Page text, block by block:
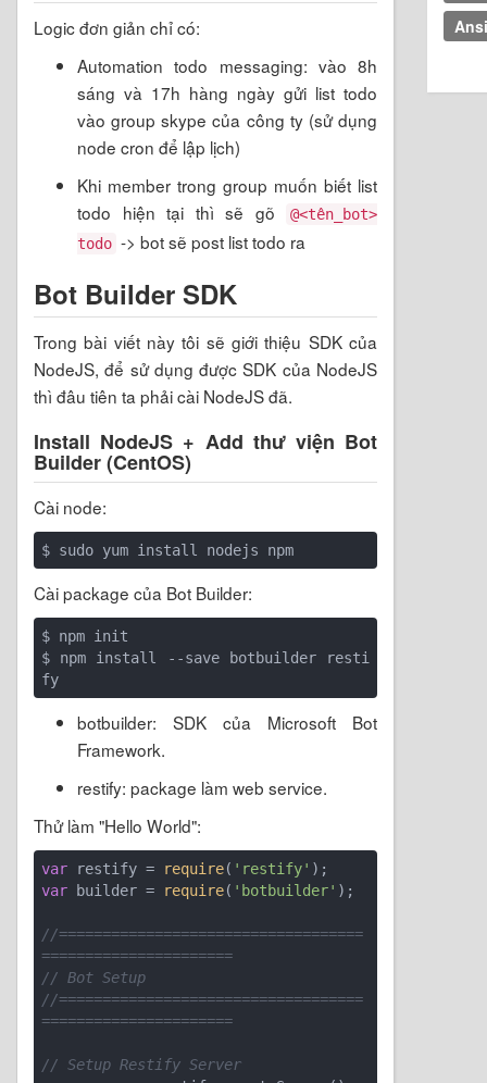
Logic đơn giản chỉ có:
Automation todo messaging: vào 8h
sáng và 17h hàng ngày gửi list todo
vào group skype của công ty (sử dụng
node cron để lập lịch)
Khi member trong group muốn biết list
todo hiện tại thì sẽ gõ
@<tên_bot>
todo -> bot sẽ post list todo ra
Bot Builder SDK
Trong bài viết này tôi sẽ giới thiệu SDK của
NodeJS, để sử dụng được SDK của NodeJS
thì đâu tiên ta phải cài NodeJS đã.
Install NodeJS + Add thư viện Bot
Builder (CentOS)
Cài node:
Cài package của Bot Builder:
$ npm init
$ npm install --save botbuilder resti
botbuilder: SDK của Microsoft Bot
Framework.
restify: package làm web service.
Thử làm "Hello World":
var restify = require( 'restify'
var builder = require( 'botbuilder' );
//===================================
======================
// Bot Setup
//===================================
======================
// Setup Restify Server